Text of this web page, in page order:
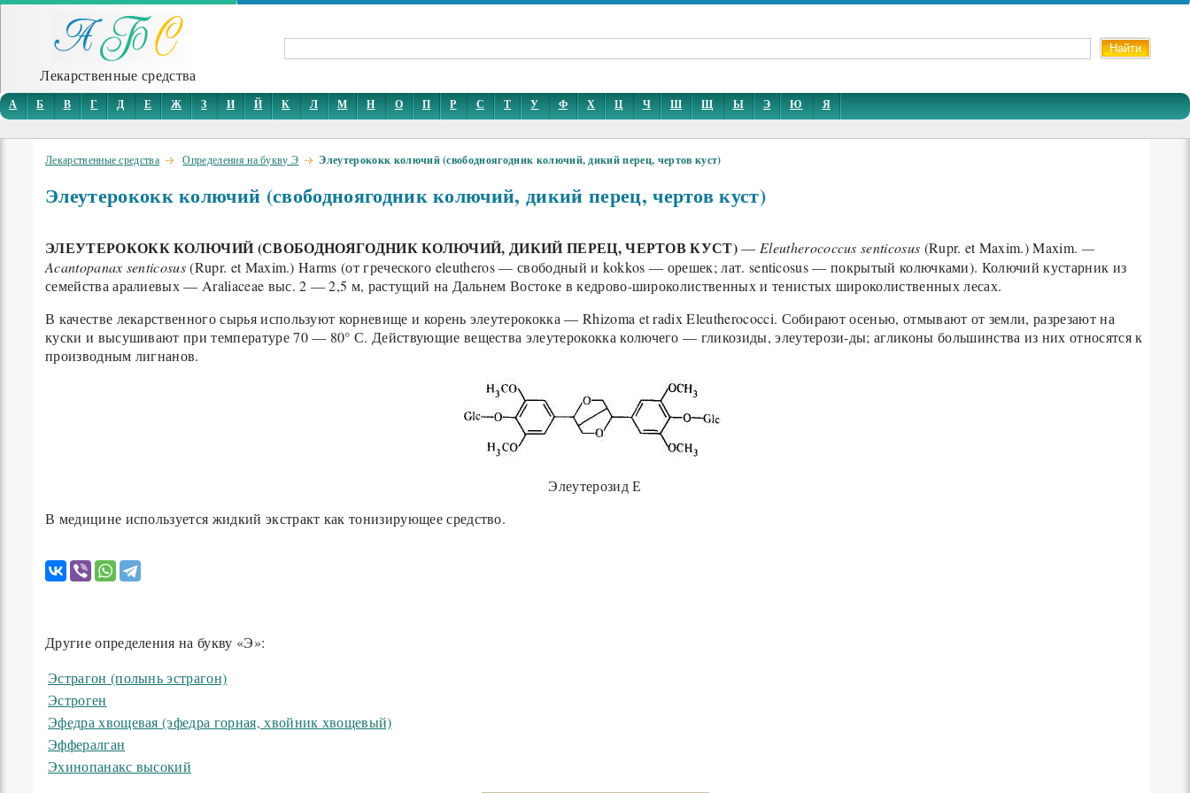
Лекарственные средства
А Б В Г Д Е Ж З И Й К Л М Н О П Р С Т У Ф Х Ц Ч Ш Щ Ы Э Ю Я
Лекарственные средства Определения на букву Э Элеутерококк колючий (свободноягодник колючий, дикий перец, чертов куст)
Элеутерококк колючий (свободноягодник колючий, дикий перец, чертов куст)
ЭЛЕУТЕРОКОКК КОЛЮЧИЙ (СВОБОДНОЯГОДНИК КОЛЮЧИЙ, ДИКИЙ ПЕРЕЦ, ЧЕРТОВ КУСТ)— Eleutherococcus senticosus (Rupr. et Maxim.) Maxim. —
Acantopanax senticosus(Rupr. et Maxim.) Harms (от греческого eleutheros — свободный и kokkos — орешек; лат. senticosus — покрытый колючками). Колючий кустарник из
семейства аралиевых — Araliaceae выс. 2 — 2,5 м, растущий на Дальнем Востоке в кедрово-широколиственных и тенистых широколиственных лесах.
В качестве лекарственного сырья используют корневище и корень элеутерококка — Rhizoma et radix Eleutherococci. Собирают осенью, отмывают от земли, разрезают на
куски и высушивают при температуре 70 — 80° С. Действующие вещества элеутерококка колючего — гликозиды, элеутерози-ды; агликоны большинства из них относятся к
производным лигнанов.
Элеутерозид Е
В медицине используется жидкий экстракт как тонизирующее средство.
Другие определения на букву «Э»:
Эстрагон (полынь эстрагон)
Эстроген
Эфедра хвощевая (эфедра горная, хвойник хвощевый)
Эффералган
Эхинопанакс высокий